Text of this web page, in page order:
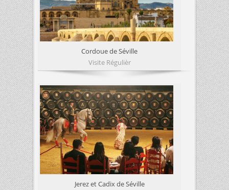
Cordoue de Séville
Visite Régulièr
Jerez et Cadix de Séville